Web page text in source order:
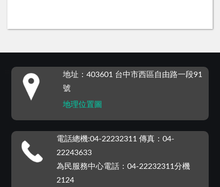
地址：403601 台中市西區自由路一段91
號
地理位置圖
電話總機:04-22232311 傳真：04-
22243633
為民服務中心電話：04-22232311分機
2124